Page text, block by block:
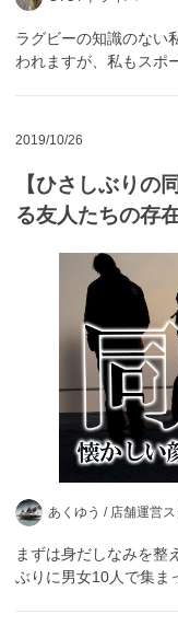
ラグビーの知識のない
われますが、私もスポ
2019/10/26
【ひさしぶりの
る友人たちの存
あくゆう / 店舗運営
まずは身だしなみを整
ぶりに男女10人で集ま